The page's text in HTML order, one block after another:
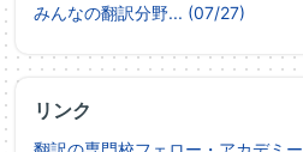
みんなの翻訳分野... (07/27)
リンク